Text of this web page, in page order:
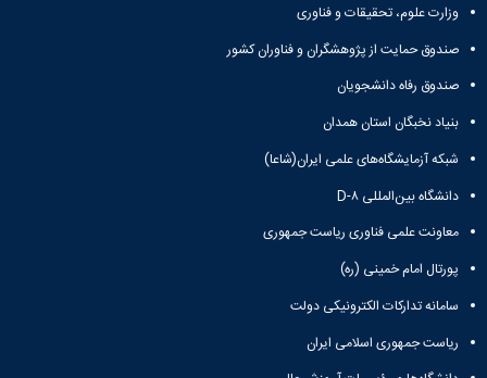
وزارت علوم، تحقیقات و فناوری
صندوق حمایت از پژوهشگران و فناوران کشور
صندوق رفاه دانشجویان
بنیاد نخبگان استان همدان
شبکه آزمایشگاه‌های علمی ایران(شاعا)
دانشگاه بین‌المللی D-۸
معاونت علمی فناوری ریاست جمهوری
پورتال امام خمینی (ره)
سامانه تدارکات الکترونیکی دولت
ریاست جمهوری اسلامی ایران